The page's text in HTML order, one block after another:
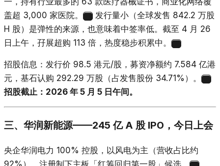
盖超 3,000 家医院。
发行量小（全球发售 842.2 万股
H 股）是弹性的来源，也意味着中签率低。截至 4 月 26
日上午，孖展超购 113 倍，热度稳步积累中。
招股信息：发行价 98.5 港元/股，募资净额约 7.584 亿港
元，基石认购 292.29 万股（占发售股份 34.71%）。
招股截止：2026 年 5 月 5 日午间。
三、华润新能源——245 亿 A 股 IPO，今日上会
央企华润电力 100% 控股，以风电为主（营收占比约
92%），注册制下主板「红筹回归第一股」候选。